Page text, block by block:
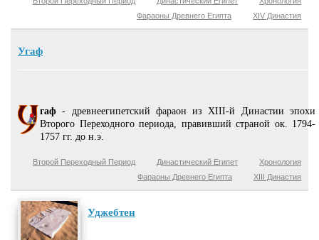
XIV Династия
Фараоны Древнего Египта
Угаф
гаф - древнеегипетский фараон из XIII-й Династии эпохи
Второго Переходного периода, правивший страной ок. 1794-
1757 гг. до н.э.
Хронология
Династический Египет
Второй Переходный Период
XIII Династия
Фараоны Древнего Египта
Уджебтен